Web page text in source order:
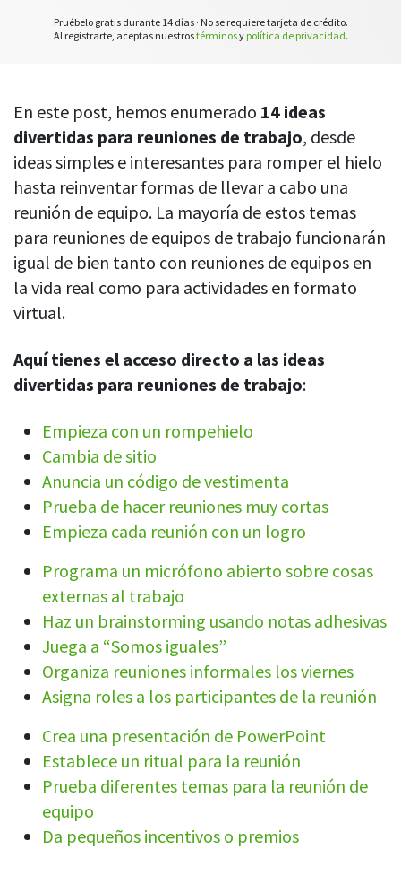
Trello
Más información sobre integraciones y API
Análisis e informes
Informes
Obtenga datos detallados sobre el rendimiento de su equipo
Panel de control de administrador
productividad de sus empleados
Panel de control de usuario
Exportaciones
Descargue y guarde los datos rastreados
Resumen de IA
Obtenga resúmenes rápidos generados por IA sobre el tiempo
registrado y los patrones de su equipo.
Ver todas las funciones
Gestión del personal
Programación de turnos
lugar
Calendario de ausencias
Vea quién está de baja, de vacaciones, fuera de oficina y más
Gestión de asistencia
Pruébelo gratis durante 14 días · No se requiere tarjeta de crédito.
Al registrarte, aceptas nuestrostérminosy política de privacidad.
En este post, hemos enumerado 14 ideas
divertidas para reuniones de trabajo, desde
ideas simples e interesantes para romper el hielo
hasta reinventar formas de llevar a cabo una
reunión de equipo. La mayoría de estos temas
para reuniones de equipos de trabajo funcionarán
igual de bien tanto con reuniones de equipos en
la vida real como para actividades en formato
virtual.
Aquí tienes el acceso directo a las ideas
divertidas para reuniones de trabajo:
Empieza con un rompehielo
Cambia de sitio
Anuncia un código de vestimenta
Prueba de hacer reuniones muy cortas
Empieza cada reunión con un logro
Programa un micrófono abierto sobre cosas
externas al trabajo
Haz un brainstorming usando notas adhesivas
Juega a “Somos iguales”
Organiza reuniones informales los viernes
Asigna roles a los participantes de la reunión
Crea una presentación de PowerPoint
Establece un ritual para la reunión
Prueba diferentes temas para la reunión de
equipo
Da pequeños incentivos o premios